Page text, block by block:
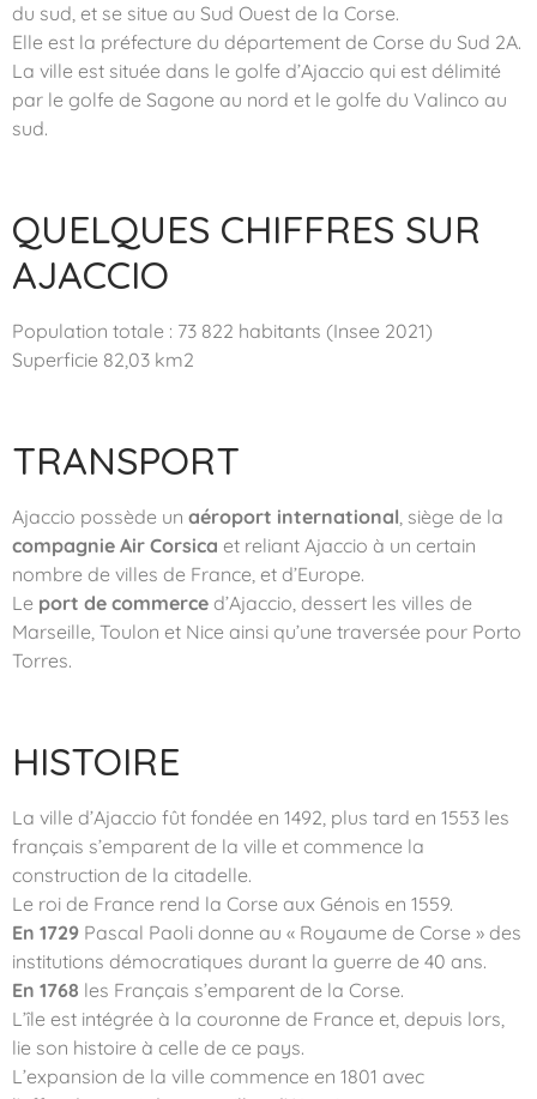
du sud, et se situe au Sud Ouest de la Corse.
Elle est la préfecture du département de Corse du Sud 2A.
La ville est située dans le golfe d’Ajaccio qui est délimité
par le golfe de Sagone au nord et le golfe du Valinco au
sud.
QUELQUES CHIFFRES SUR
AJACCIO
Population totale : 73 822 habitants (Insee 2021)
Superficie 82,03 km2
TRANSPORT
Ajaccio possède un aéroport international, siège de la
compagnie Air Corsica et reliant Ajaccio à un certain
nombre de villes de France, et d’Europe.
Le port de commerce d’Ajaccio, dessert les villes de
Marseille, Toulon et Nice ainsi qu’une traversée pour Porto
Torres.
HISTOIRE
La ville d’Ajaccio fût fondée en 1492, plus tard en 1553 les
français s’emparent de la ville et commence la
construction de la citadelle.
Le roi de France rend la Corse aux Génois en 1559.
En 1729 Pascal Paoli donne au « Royaume de Corse » des
institutions démocratiques durant la guerre de 40 ans.
En 1768 les Français s’emparent de la Corse.
L’île est intégrée à la couronne de France et, depuis lors,
lie son histoire à celle de ce pays.
L’expansion de la ville commence en 1801 avec